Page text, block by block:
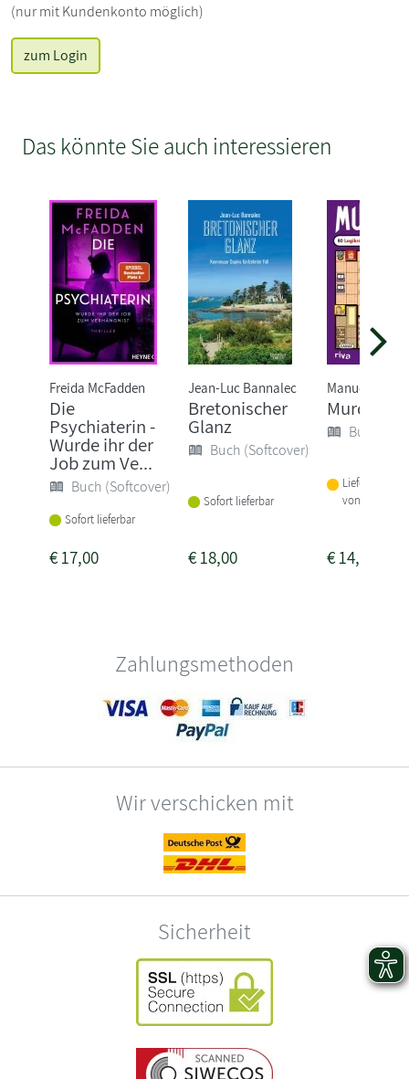
(nur mit Kundenkonto möglich)
zum Login
Das könnte Sie auch interessieren
Freida McFadden
Die
Psychiaterin -
Wurde ihr der
Job zum Ve...
Buch (Softcover)
Sofort lieferbar
€17,00
Jean-Luc Bannalec
Bretonischer
Glanz
Buch (Softcover)
Sofort lieferbar
€18,00
Manuel
Murdoku
Buch
Lieferbar
von 1-2
€14,00
Zahlungsmethoden
Wir verschicken mit
Sicherheit